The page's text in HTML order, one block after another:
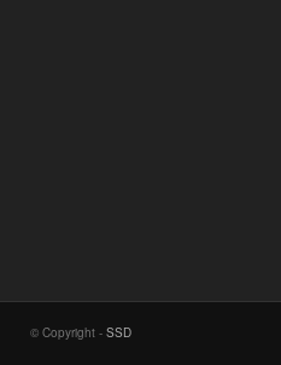
© Copyright - SSD